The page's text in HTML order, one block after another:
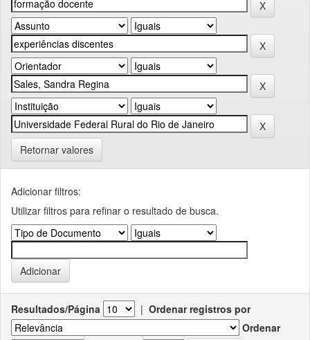
Retornar valores
Adicionar filtros:
Utilizar filtros para refinar o resultado de busca.
Resultados/Página | Ordenar registros por
Ordenar